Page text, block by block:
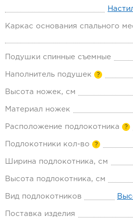
Каркас основания спального
Подушки спинные съемные
Наполнитель подушек ?
Высота ножек, см
Материал ножек
Расположение подлокотника ?
Подлокотники кол-во ?
Ширина подлокотника, см
Высота подлокотника, см
Вид подлокотников
Поставка изделия